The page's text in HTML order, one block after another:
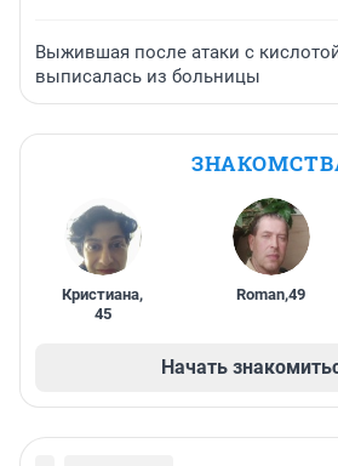
Выжившая после атаки с
выписалась из больницы
Кристиана,
45
Roman,49
Начать